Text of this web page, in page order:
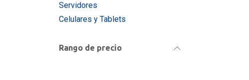
Servidores
Celulares y Tablets
Rango de precio